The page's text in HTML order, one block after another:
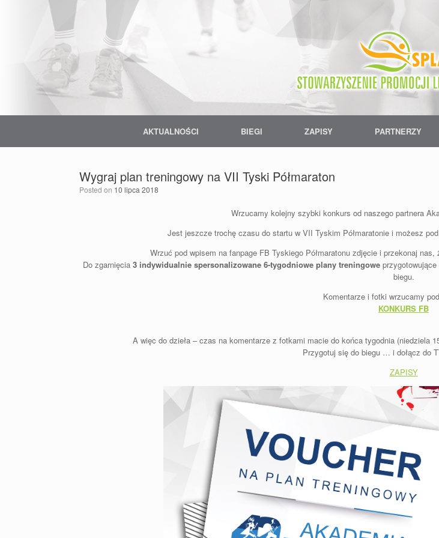
AKTUALNOŚCI BIEGI ZAPISY PARTNERZY
Wygraj plan treningowy na VII Tyski Półmaraton
Posted on 10 lipca 2018
Wrzucamy kolejny szybki konkurs od naszego partnera
Jest jeszcze trochę czasu do startu w VII Tyskim Półmaratonie i możesz
Wrzuć pod wpisem na fanpage FB Tyskiego Półmaratonu zdjęcie i przekonaj
Do zgarnięcia 3 indywidualnie spersonalizowane 6-tygodniowe plany treningowe
biegu.
Komentarze i fotki wrzucamy
KONKURS FB
A więc do dzieła – czas na komentarze z fotkami macie do końca tygodnia (niedziela
Przygotuj się do biegu … i dołącz do
ZAPISY